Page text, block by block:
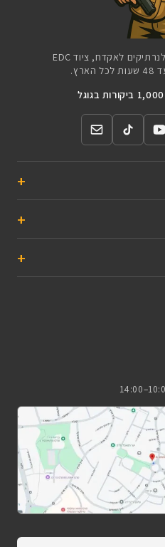
החנות המובילה בישראל לנרתיקים לאקדח, ציוד EDC